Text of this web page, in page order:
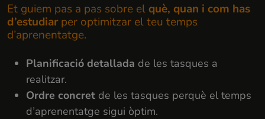
Et guiem pas a pas sobre elquè, quan i com has
d’estudiarper optimitzar el teu temps
d’aprenentatge.
Planificació detallada de les tasques a
realitzar.
Ordre concret de les tasques perquè el temps
d’aprenentatge sigui òptim.